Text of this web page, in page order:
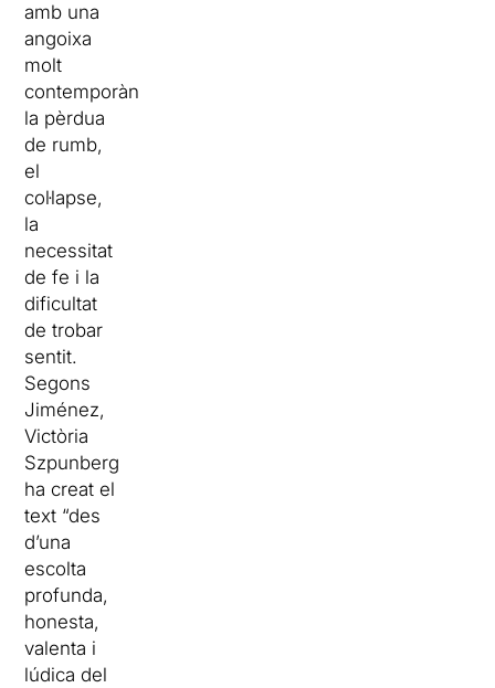
amb una
angoixa
molt
contemporània:
la pèrdua
de rumb,
el
col·lapse,
la
necessitat
de fe i la
dificultat
de trobar
sentit.
Segons
Jiménez,
Victòria
Szpunberg
ha creat el
text “des
d’una
escolta
profunda,
honesta,
valenta i
lúdica del